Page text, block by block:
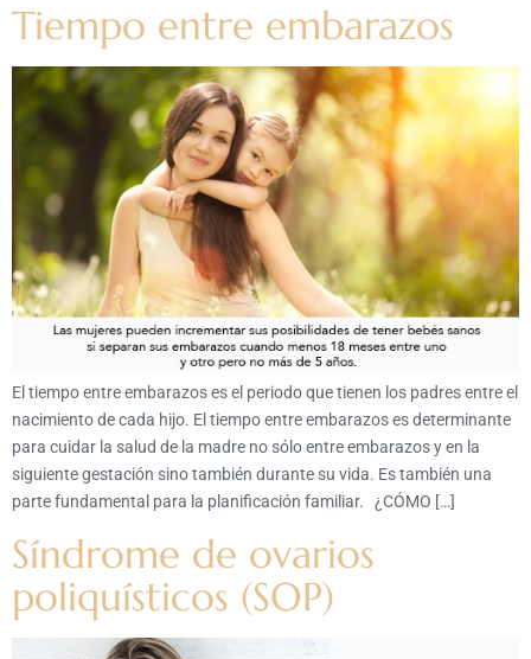
Tiempo entre embarazos
El tiempo entre embarazos es el periodo que tienen los padres entre el
nacimiento de cada hijo. El tiempo entre embarazos es determinante
para cuidar la salud de la madre no sólo entre embarazos y en la
siguiente gestación sino también durante su vida. Es también una
parte fundamental para la planificación familiar. ¿CÓMO […]
Síndrome de ovarios
poliquísticos (SOP)